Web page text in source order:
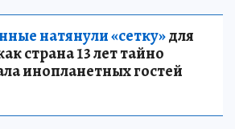
натянули «сетку»для
страна 13 лет тайно
инопланетных гостей